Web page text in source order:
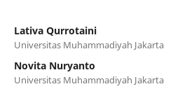
Lativa Qurrotaini
Universitas Muhammadiyah Jakarta
Novita Nuryanto
Universitas Muhammadiyah Jakarta